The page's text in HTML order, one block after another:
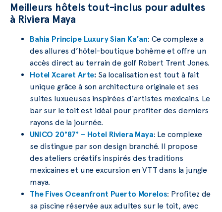
Meilleurs hôtels tout-inclus pour adultes
à Riviera Maya
Bahia Principe Luxury Sian Ka’an: Ce complexe a
des allures d’hôtel-boutique bohème et offre un
accès direct au terrain de golf Robert Trent Jones.
Hotel Xcaret Arte: Sa localisation est tout à fait
unique grâce à son architecture originale et ses
suites luxueuses inspirées d’artistes mexicains. Le
bar sur le toit est idéal pour profiter des derniers
rayons de la journée.
UNICO 20°87° – Hotel Riviera Maya: Le complexe
se distingue par son design branché. Il propose
des ateliers créatifs inspirés des traditions
mexicaines et une excursion en VTT dans la jungle
maya.
The Fives Oceanfront Puerto Morelos: Profitez de
sa piscine réservée aux adultes sur le toit, avec